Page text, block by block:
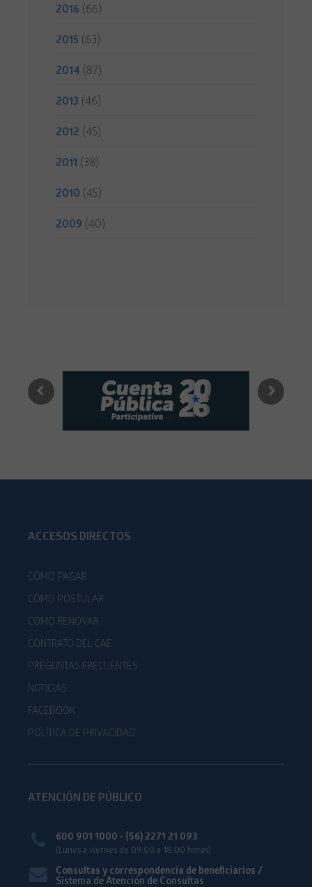
2016 (66)
2015 (63)
2014 (87)
2013 (46)
2012 (45)
2011 (38)
2010 (45)
2009 (40)
ACCESOS DIRECTOS
CÓMO PAGAR
CÓMO POSTULAR
COMO RENOVAR
CONTRATO DEL CAE
PREGUNTAS FRECUENTES
NOTICIAS
FACEBOOK
POLÍTICA DE PRIVACIDAD
ATENCIÓN DE PÚBLICO
600 901 1000 - (56) 2271 21 093
(Lunes a viernes de 09:00 a 18:00 horas)
Consultas y correspondencia de beneficiarios /
Sistema de Atención de Consultas